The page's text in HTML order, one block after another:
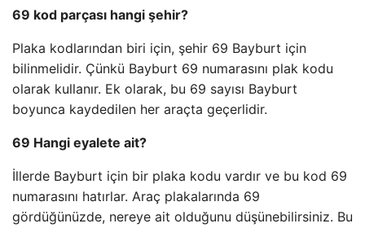
69 kod parçası hangi şehir?
Plaka kodlarından biri için, şehir 69 Bayburt için
bilinmelidir. Çünkü Bayburt 69 numarasını plak kodu
olarak kullanır. Ek olarak, bu 69 sayısı Bayburt
boyunca kaydedilen her araçta geçerlidir.
69 Hangi eyalete ait?
İllerde Bayburt için bir plaka kodu vardır ve bu kod 69
numarasını hatırlar. Araç plakalarında 69
gördüğünüzde, nereye ait olduğunu düşünebilirsiniz. Bu